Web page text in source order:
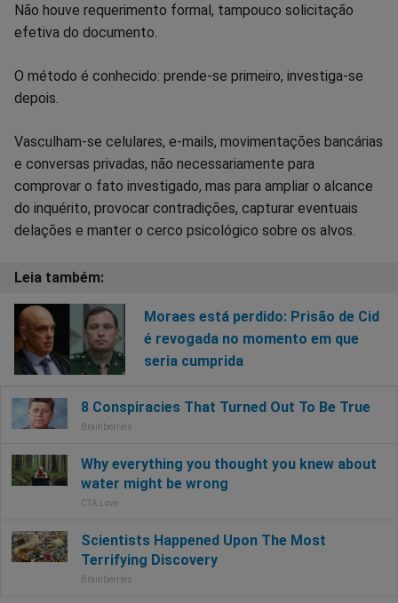
Não houve requerimento formal, tampouco solicitação
efetiva do documento.
O método é conhecido: prende-se primeiro, investiga-se
depois.
Vasculham-se celulares, e-mails, movimentações bancárias
e conversas privadas, não necessariamente para
comprovar o fato investigado, mas para ampliar o alcance
do inquérito, provocar contradições, capturar eventuais
delações e manter o cerco psicológico sobre os alvos.
Moraes está perdido: Prisão de Cid
é revogada no momento em que
seria cumprida